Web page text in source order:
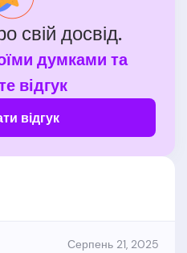
свій досвід.
думками та
відгук
відгук
Серпень 21, 2025